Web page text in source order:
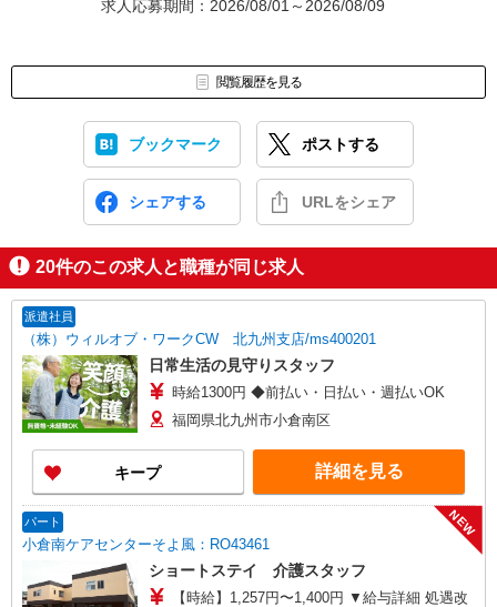
求人応募期間：2026/08/01～2026/08/09
閲覧履歴を見る
ブックマーク ポストする
シェアする URLをシェア
20件のこの求人と職種が同じ求人
派遣社員
（株）ウィルオブ・ワークCW 北九州支店/ms400201
日常生活の見守りスタッフ
時給1300円 ◆前払い・日払い・週払いOK
福岡県北九州市小倉南区
キープ 詳細を見る
パート
小倉南ケアセンターそよ風：RO43461
NEW
ショートステイ 介護スタッフ
【時給】1,257円〜1,400円 ▼給与詳細 処遇改